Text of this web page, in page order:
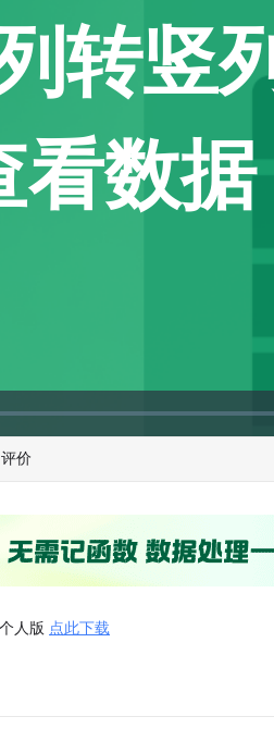
转竖
看数据
评价
人版 点此下载